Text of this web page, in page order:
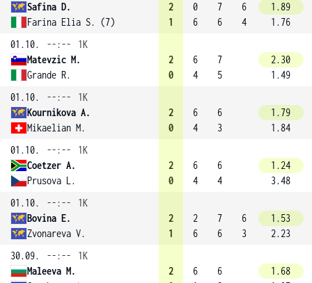
Safina D.
Farina Elia S. (7)
2
1
0
6
7
6
6
4
1.89
1.76
01.10.
--:--
1K
Matevzic M.
Grande R.
2
0
6
4
7
5
2.30
1.49
01.10.
--:--
1K
Kournikova A.
Mikaelian M.
2
0
6
4
6
3
1.79
1.84
01.10.
--:--
1K
Coetzer A.
Prusova L.
2
0
6
4
6
4
1.24
3.48
01.10.
--:--
1K
Bovina E.
Zvonareva V.
2
1
2
6
7
6
6
3
1.53
2.23
30.09.
--:--
1K
Maleeva M.
2
6
6
1.68